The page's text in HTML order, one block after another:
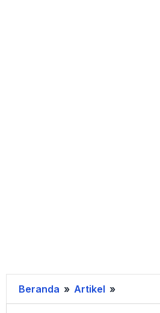
Beranda » Artikel »
Menetap